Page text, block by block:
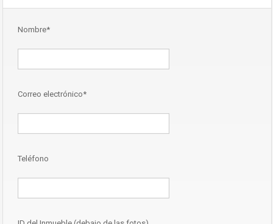
Nombre*
Correo electrónico*
Teléfono